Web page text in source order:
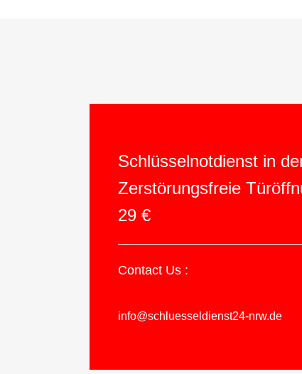
Schlüsselnotdienst in
Zerstörungsfreie
29 €
Contact Us :
info@schluesseldienst24-nrw.de